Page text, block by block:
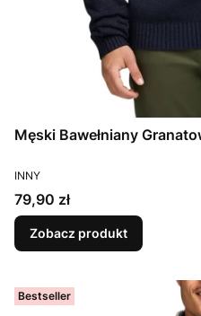
Męski Bawełniany
PRODUCENT
INNY
Cena
79,90 zł
Zobacz produkt
Bestseller